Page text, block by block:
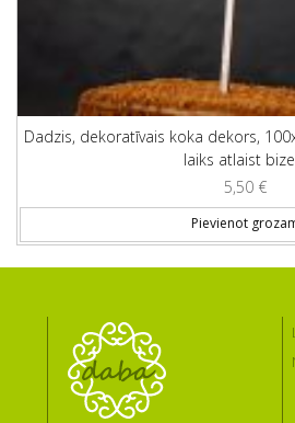
Dadzis, dekoratīvais koka dekors,
laiks atlaist
5,50 €
Pievienot